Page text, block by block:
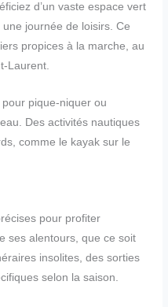
d’un vaste espace vert
journée de loisirs. Ce
propices à la marche, au
Laurent.
pique-niquer ou
Des activités nautiques
comme le kayak sur le
pour profiter
ses alentours, que ce soit
insolites, des sorties
selon la saison.